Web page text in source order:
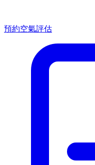
預約空氣評估